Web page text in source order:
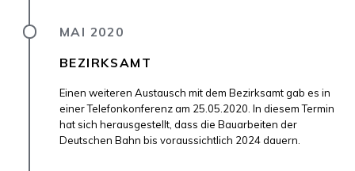
MAI 2020
BEZIRKSAMT
Einen weiteren Austausch mit dem Bezirksamt gab es in
einer Telefonkonferenz am 25.05.2020. In diesem Termin
hat sich herausgestellt, dass die Bauarbeiten der
Deutschen Bahn bis voraussichtlich 2024 dauern.